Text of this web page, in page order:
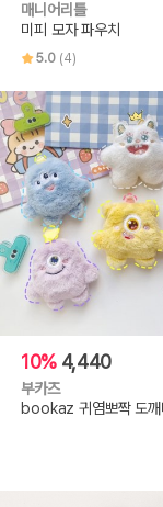
매니어리틀
미피 모자 파우치
5.0 (4)
10% 4,440
부카즈
bookaz 귀염뽀짝 도깨